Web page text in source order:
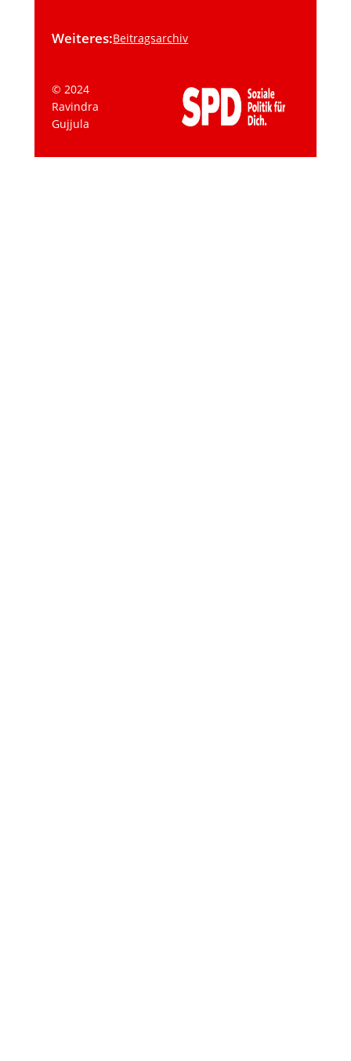
Weiteres:Beitragsarchiv
© 2024
Ravindra
Gujjula